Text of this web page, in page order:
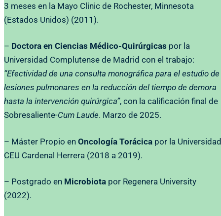
3 meses en la Mayo Clinic de Rochester, Minnesota
(Estados Unidos) (2011).
– Doctora en Ciencias Médico-Quirúrgicas por la
Universidad Complutense de Madrid con el trabajo:
“Efectividad de una consulta monográfica para el estudio de
lesiones pulmonares en la reducción del tiempo de demora
hasta la intervención quirúrgica”, con la calificación final de
Sobresaliente-Cum Laude. Marzo de 2025.
– Máster Propio en Oncología Torácica por la Universidad
CEU Cardenal Herrera (2018 a 2019).
– Postgrado en Microbiota por Regenera University
(2022).